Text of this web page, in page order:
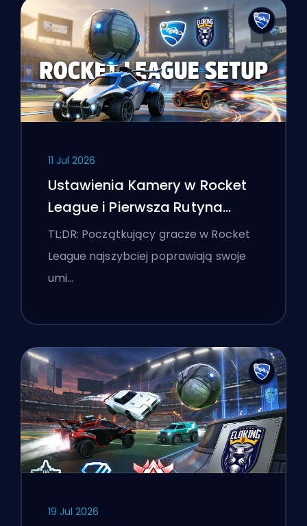
11 Jul 2026
Ustawienia Kamery w Rocket
League i Pierwsza Rutyna
Treningowa
TL;DR: Początkujący gracze w Rocket
League najszybciej poprawiają swoje
umi…
19 Jul 2026